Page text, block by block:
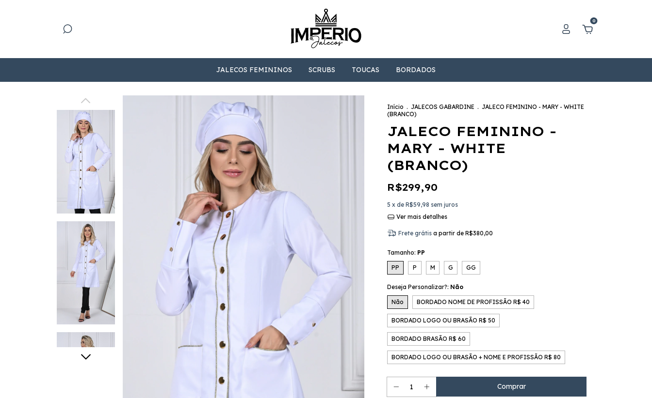
0
JALECOS FEMININOS SCRUBS TOUCAS BORDADOS
Início . JALECOS GABARDINE . JALECO FEMININO - MARY - WHITE
(BRANCO)
JALECO FEMININO -
MARY - WHITE
(BRANCO)
R$299,90
5 x de R$59,98 sem juros
Ver mais detalhes
Frete grátis a partir de R$380,00
Tamanho: PP
PP P M G GG
Deseja Personalizar?: Não
Não BORDADO NOME DE PROFISSÃO R$ 40
BORDADO LOGO OU BRASÃO R$ 50
BORDADO BRASÃO R$ 60
BORDADO LOGO OU BRASÃO + NOME E PROFISSÃO R$ 80